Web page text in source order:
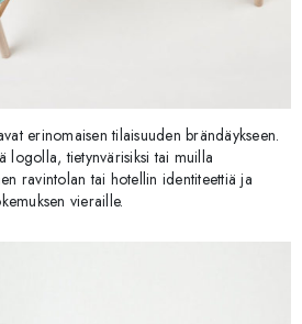
erinomaisen tilaisuuden brändäykseen.
logolla, tietynvärisiksi tai muilla
ravintolan tai hotellin identiteettiä ja
vieraille.